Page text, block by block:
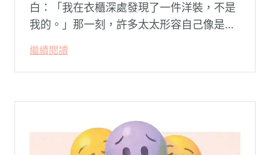
白：「我在衣櫃深處發現了一件洋裝，不是
我的。」那一刻，許多太太形容自己像是踩
陌生。
繼續閱讀